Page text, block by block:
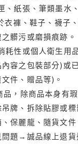
紙張、筆類墨水
褲、鞋子、襪子
髒污或磨損痕跡。
性或個人衛生用
容之包裝部分)或
件、贈品等)。
，除商品本身有
牌、拆除貼膠或
保麗龍、隨貨文件
題→誠品線上退貨